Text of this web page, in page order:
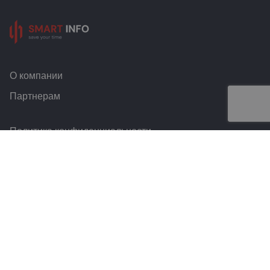
О компании
Партнерам
Политика конфиденциальности